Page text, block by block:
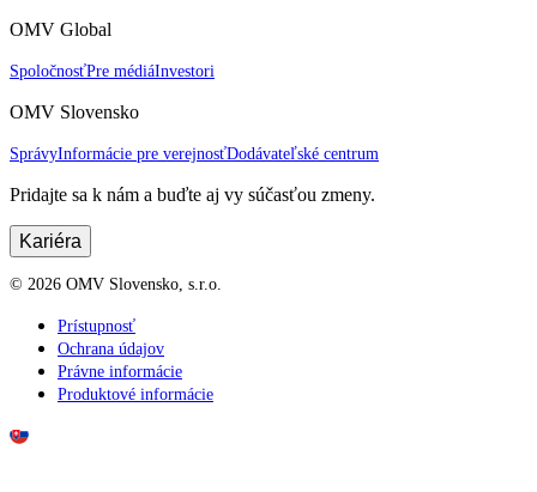
OMV Global
SpoločnosťPre médiáInvestori
OMV Slovensko
SprávyInformácie pre verejnosťDodávateľské centrum
Pridajte sa k nám a buďte aj vy súčasťou zmeny.
Kariéra
© 2026 OMV Slovensko, s.r.o.
Prístupnosť
Ochrana údajov
Právne informácie
Produktové informácie